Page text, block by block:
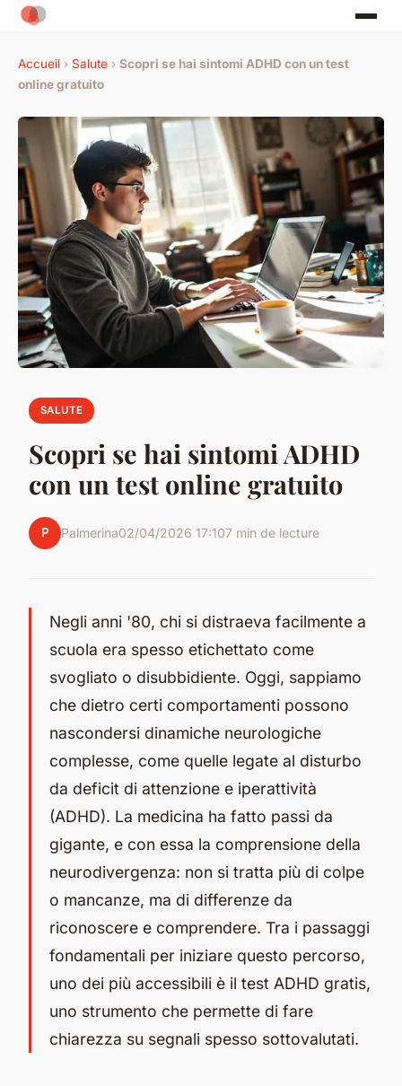
Accueil › Salute › Scopri se hai sintomi ADHD con un test
online gratuito
SALUTE
Scopri se hai sintomi ADHD
con un test online gratuito
P Palmerina02/04/2026 17:107 min de lecture
Negli anni '80, chi si distraeva facilmente a
scuola era spesso etichettato come
svogliato o disubbidiente. Oggi, sappiamo
che dietro certi comportamenti possono
nascondersi dinamiche neurologiche
complesse, come quelle legate al disturbo
da deficit di attenzione e iperattività
(ADHD). La medicina ha fatto passi da
gigante, e con essa la comprensione della
neurodivergenza: non si tratta più di colpe
o mancanze, ma di differenze da
riconoscere e comprendere. Tra i passaggi
fondamentali per iniziare questo percorso,
uno dei più accessibili è il test ADHD gratis,
uno strumento che permette di fare
chiarezza su segnali spesso sottovalutati.